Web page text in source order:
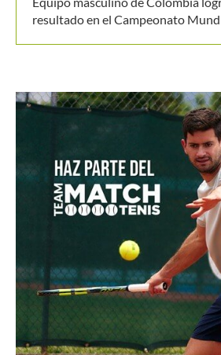
Alexandrova le toma la medida a
fuera del WTA de Toronto
domingo 9 de agosto
Colombia es campeona del
femenino después de nueve años
Luciana Roa conquista con tan
título en el Circuito Mundial Junior
Equipo masculino de Colombia
resultado en el Campeonato